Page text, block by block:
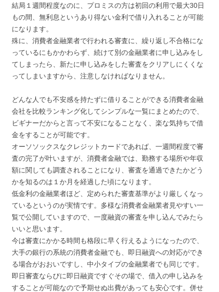
結局１週間程度なのに、プロミスの方は初回の利用で最大30日
もの間、無利息というあり得ない金利で借り入れることが可能
になります。
殊に、消費者金融業者で行われる審査に、繰り返し不合格にな
っているにもかかわらず、続けて別の金融業者に申し込みをし
てしまったら、新たに申し込みをした審査をクリアしにくくな
ってしまいますから、注意しなければなりません。
どんな人でも不安感を持たずに借りることができる消費者金融
会社を比較ランキング化してシンプルな一覧にまとめたので、
ビギナーだからと言って不安になることなく、楽な気持ちで借
金をすることが可能です。
オーソソックスなクレジットカードであれば、一週間程度で審
査の完了が叶いますが、消費者金融では、勤務する場所や年収
額に関しても調査されることになり、審査を通過できたかどう
かを知るのは１か月を経過した頃になります。
低金利の金融業者ほど、定められた審査基準がより厳しくなっ
ているというのが実情です。多様な消費者金融業者見やすい一
覧で公開していますので、一度融資の審査を申し込んでみたら
いいと思います。
今は審査にかかる時間も格段に早く行えるようになったので、
大手の銀行の系統の消費者金融でも、即日融資への対応ができ
る場合がおおいですし、中小タイプの金融業者でも同じです。
即日審査ならびに即日融資ですぐその場で、借入の申し込みを
することが可能なので予期せぬ出費があっても安心です。併せ